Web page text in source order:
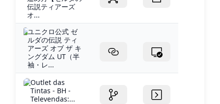
伝説ティアーズ
オ...
ユニクロ公式 ゼ
ルダの伝説 ティ
アーズ オブ ザ キ
ングダム UT（半
袖・レ...
Outlet das
Tintas - BH -
Televendas:...